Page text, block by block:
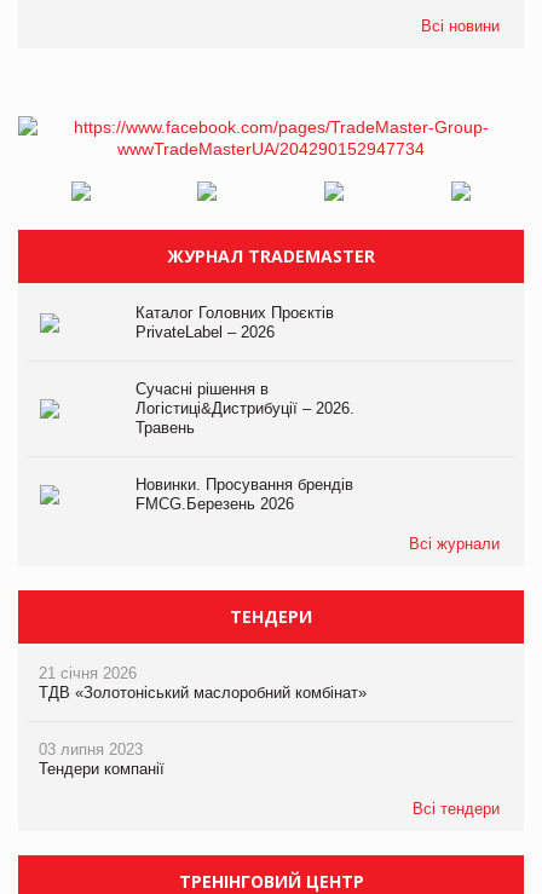
Всі новини
ЖУРНАЛ TRADEMASTER
Каталог Головних Проєктів
PrivateLabel – 2026
Сучасні рішення в
Логістиці&Дистрибуції – 2026.
Травень
Новинки. Просування брендів
FMCG.Березень 2026
Всі журнали
ТЕНДЕРИ
21 січня 2026
ТДВ «Золотоніський маслоробний комбінат»
03 липня 2023
Тендери компанії
Всі тендери
ТРЕНІНГОВИЙ ЦЕНТР